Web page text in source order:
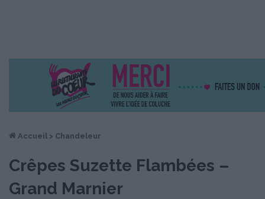
Accueil > Chandeleur
Crêpes Suzette Flambées –
Grand Marnier